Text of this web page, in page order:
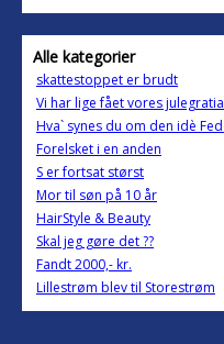
Alle kategorier
skattestoppet er brudt
Vi har lige fået vores
Hva` synes du om den idè
Forelsket i en anden
S er fortsat størst
Mor til søn på 10 år
HairStyle & Beauty
Skal jeg gøre det ??
Fandt 2000,- kr.
Lillestrøm blev til Storestrøm